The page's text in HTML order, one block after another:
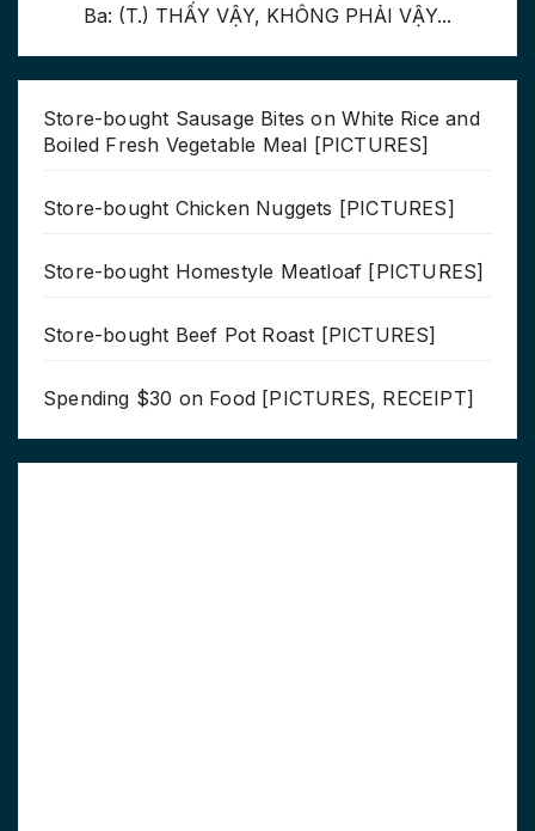
Ba: (T.) THẤY VẬY, KHÔNG PHẢI VẬY...
Store-bought Sausage Bites on White Rice and
Boiled Fresh Vegetable Meal [PICTURES]
Store-bought Chicken Nuggets [PICTURES]
Store-bought Homestyle Meatloaf [PICTURES]
Store-bought Beef Pot Roast [PICTURES]
Spending $30 on Food [PICTURES, RECEIPT]